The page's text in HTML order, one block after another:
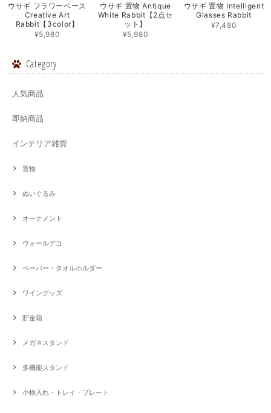
ウサギ フラワーベース
Creative Art
Rabbit【3color】
¥5,980
ウサギ 置物 Antique
White Rabbit【2点セ
ット】
¥5,980
ウサギ 置物 Intelligent
Glasses Rabbit
¥7,480
Category
人気商品
即納商品
インテリア雑貨
置物
ぬいぐるみ
オーナメント
ウォールデコ
ペーパー・タオルホルダー
ワイングッズ
貯金箱
メガネスタンド
多機能スタンド
小物入れ・トレイ・プレート